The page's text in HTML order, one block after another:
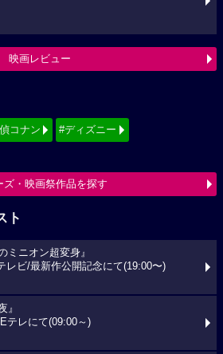
映画レビュー
コナン #ディズニー
ズ・映画祭作品を探す
ト
ミニオン超変身』
レビ/最新作公開記念にて(19:00〜)
』
テレにて(09:00～)